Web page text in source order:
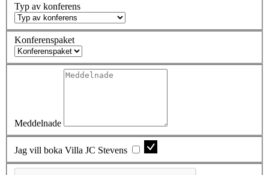
Typ av konferens
Konferenspaket
Meddelnade
Jag vill boka Villa JC Stevens